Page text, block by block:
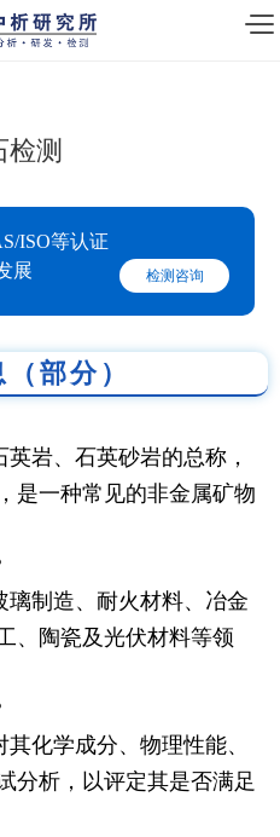
检测
ISO等认证
展
检测咨询
部分）
岩、石英砂岩的总称，
是一种常见的非金属矿物
璃制造、耐火材料、冶金
、陶瓷及光伏材料等领
化学成分、物理性能、
分析，以评定其是否满足